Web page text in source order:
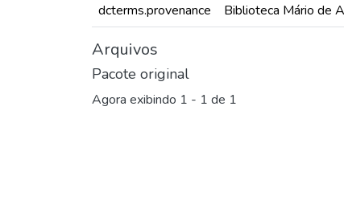
dcterms.provenance
Biblioteca Mário de
Arquivos
Pacote original
Agora exibindo 1 - 1 de 1